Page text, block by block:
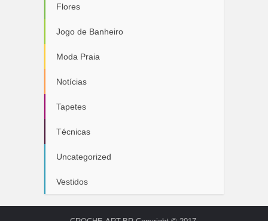
Flores
Jogo de Banheiro
Moda Praia
Notícias
Tapetes
Técnicas
Uncategorized
Vestidos